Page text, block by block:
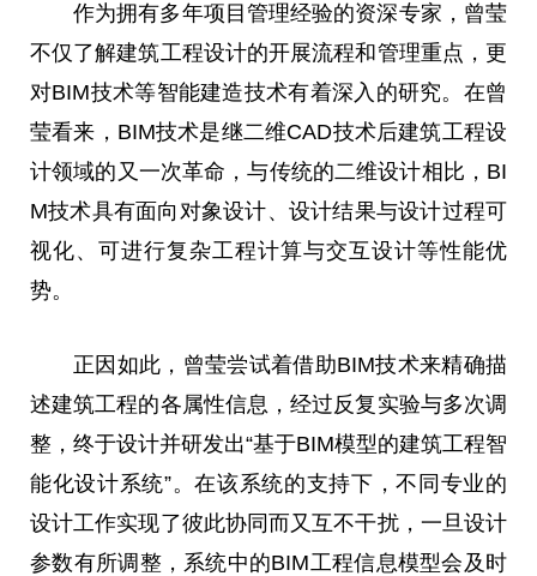
作为拥有多年项目管理经验的资深专家，曾莹
不仅了解建筑工程设计的开展流程和管理重点，更
对BIM技术等智能建造技术有着深入的研究。在曾
莹看来，BIM技术是继二维CAD技术后建筑工程设
计领域的又一次革命，与传统的二维设计相比，BI
M技术具有面向对象设计、设计结果与设计过程可
视化、可进行复杂工程计算与交互设计等性能优
势。
正因如此，曾莹尝试着借助BIM技术来精确描
述建筑工程的各属性信息，经过反复实验与多次调
整，终于设计并研发出“基于BIM模型的建筑工程智
能化设计系统”。在该系统的支持下，不同专业的
设计工作实现了彼此协同而又互不干扰，一旦设计
参数有所调整，系统中的BIM工程信息模型会及时